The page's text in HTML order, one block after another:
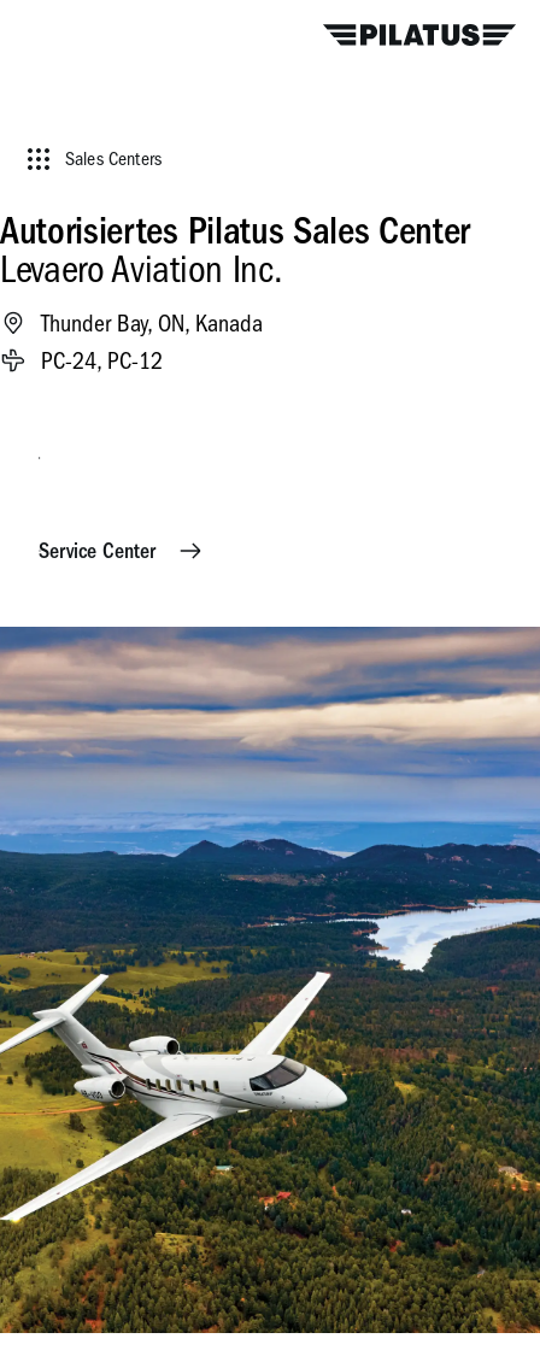
Sales Centers
Autorisiertes Pilatus Sales Center
Levaero Aviation Inc.
Thunder Bay, ON, Kanada
PC-24, PC-12
Flugzeug kaufen
Service Center